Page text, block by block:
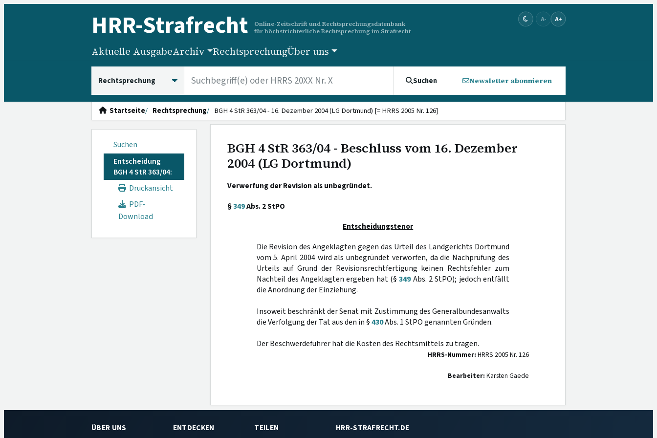
HRR-Strafrecht
Online-Zeitschrift und Rechtsprechungsdatenbank
für höchstrichterliche Rechtsprechung im Strafrecht
A- A+
Aktuelle AusgabeArchiv RechtsprechungÜber uns
Suchen Newsletter abonnieren
Startseite Rechtsprechung BGH 4 StR 363/04 - 16. Dezember 2004 (LG Dortmund) [= HRRS 2005 Nr. 126]
Suchen
Entscheidung
BGH 4 StR 363/04:
Druckansicht
PDF-
Download
BGH 4 StR 363/04 - Beschluss vom 16. Dezember
2004 (LG Dortmund)
Verwerfung der Revision als unbegründet.
§349Abs. 2 StPO
Entscheidungstenor
Die Revision des Angeklagten gegen das Urteil des Landgerichts Dortmund
vom 5. April 2004 wird als unbegründet verworfen, da die Nachprüfung des
Urteils auf Grund der Revisionsrechtfertigung keinen Rechtsfehler zum
Nachteil des Angeklagten ergeben hat (§349Abs. 2 StPO); jedoch entfällt
die Anordnung der Einziehung.
Insoweit beschränkt der Senat mit Zustimmung des Generalbundesanwalts
die Verfolgung der Tat aus den in §430Abs. 1 StPO genannten Gründen.
Der Beschwerdeführer hat die Kosten des Rechtsmittels zu tragen.
HRRS-Nummer: HRRS 2005 Nr. 126
Bearbeiter: Karsten Gaede
ÜBER UNS ENTDECKEN TEILEN HRR-STRAFRECHT.DE